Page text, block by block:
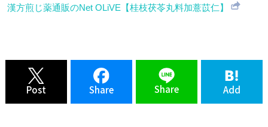
漢方煎じ薬通販のNet OLiVE【桂枝茯苓丸料加薏苡仁】
Post Share Share Add